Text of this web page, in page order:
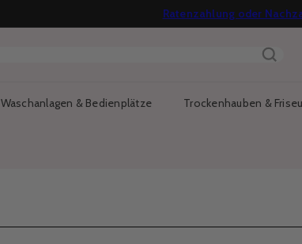
Pause
Kostenloser
14 Tage
Ratenzahlung oder
Waschanlagen & Bedienplätze Trockenhauben &